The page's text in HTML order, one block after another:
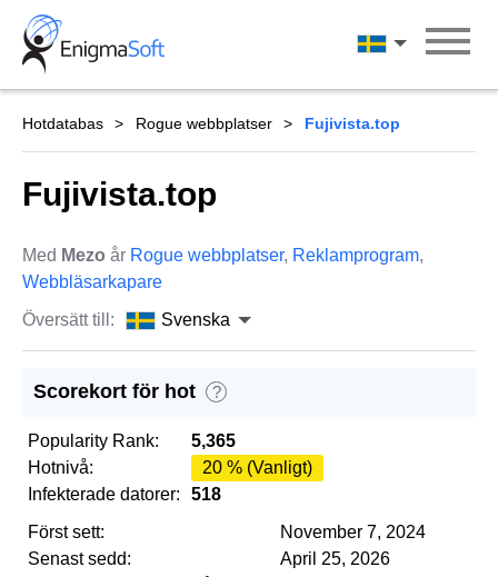
Skip
content
Svenska
Hotdatabas Rogue webbplatser Fujivista.top
Fujivista.top
Med Mezo år Rogue webbplatser, Reklamprogram,
Webbläsarkapare
Översätt till:
Svenska
Scorekort för hot ?
Popularity Rank:
5,365
Hotnivå:
20 % (Vanligt)
Infekterade datorer:
518
Först sett:
November 7, 2024
Senast sedd:
April 25, 2026